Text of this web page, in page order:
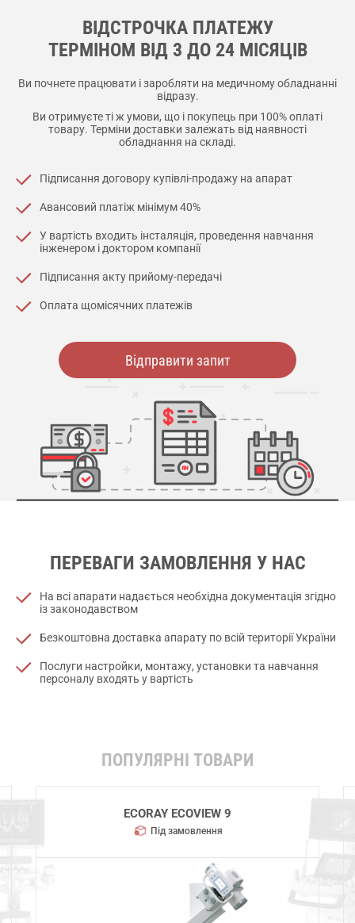
ВІДСТРОЧКА ПЛАТЕЖУ
ТЕРМІНОМ ВІД 3 ДО 24 МІСЯЦІВ
Ви почнете працювати і заробляти на медичному обладнанні
відразу.
Ви отримуєте ті ж умови, що і покупець при 100% оплаті
товару. Терміни доставки залежать від наявності
обладнання на складі.
Підписання договору купівлі-продажу на апарат
Авансовий платіж мінімум 40%
У вартість входить інсталяція, проведення навчання
інженером і доктором компанії
Підписання акту прийому-передачі
Оплата щомісячних платежів
Відправити запит
ПЕРЕВАГИ ЗАМОВЛЕННЯ У НАС
На всі апарати надається необхідна документація згідно
із законодавством
Безкоштовна доставка апарату по всій території України
Послуги настройки, монтажу, установки та навчання
персоналу входять у вартість
ПОПУЛЯРНІ ТОВАРИ
ECORAY ECOVIEW 9
Під замовлення